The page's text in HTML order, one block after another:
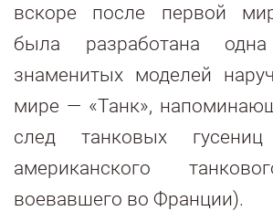
вскоре после первой
была разработана
знаменитых моделей
мире — «Танк»,
след танковых
американского
воевавшего во Франции).